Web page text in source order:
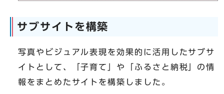
サブサイトを構築
写真やビジュアル表現を効果的に活用したサブサ
イトとして、「子育て」や「ふるさと納税」の情
報をまとめたサイトを構築しました。